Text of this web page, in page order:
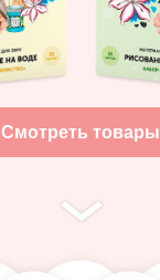
Смотреть товары